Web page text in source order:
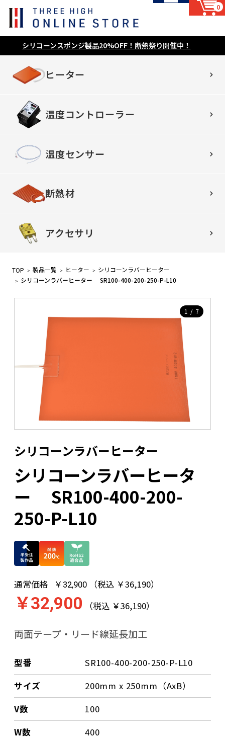
0
シリコーンスポンジ製品20%OFF！断熱祭り開催中！
ヒーター
温度コントローラー
温度センサー
断熱材
アクセサリ
TOP 製品一覧 ヒーター
シリコーンラバーヒーター
シリコーンラバーヒーター SR100-400-200-250-P-L10
1 / 7
シリコーンラバーヒーター
シリコーンラバーヒータ
ー SR100-400-200-
250-P-L10
通常価格 ￥32,900 （税込 ￥36,190）
￥32,900 （税込 ￥36,190）
両面テープ・リード線延長加工
型番
SR100-400-200-250-P-L10
サイズ
200mm x 250mm（AxB）
V数
100
W数
400